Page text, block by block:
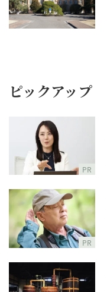
ピックアップ
PR
PR